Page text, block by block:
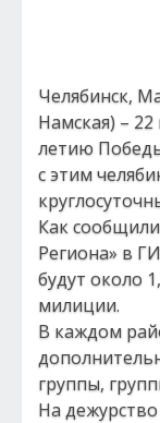
Челябинск,
Намская) –
летию
с этим
Как
Региона» в
будут около
милиции.
В каждом
группы,
На